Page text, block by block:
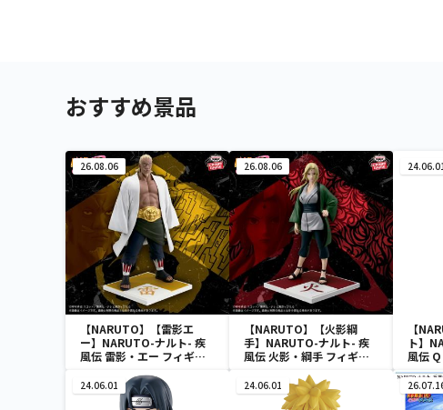
おすすめ景品
26.08.06
【NARUTO】【雷影エ
ー】NARUTO-ナルト- 疾
風伝 雷影・エー フィギュ
26.08.06
【NARUTO】【火影綱
手】NARUTO-ナルト- 疾
風伝 火影・綱手 フィギュ
【
ト】
風伝
ト-
24.06.01 24.06.01